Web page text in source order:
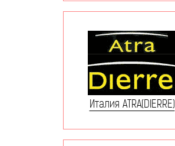
Италия ATRA(DIERRE)